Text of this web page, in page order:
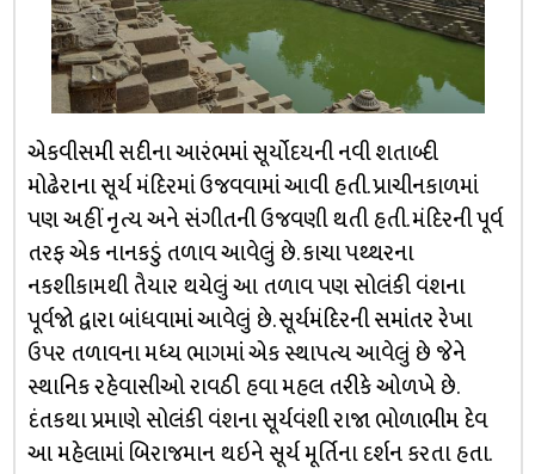
એકવીસમી સદીના આરંભમાં સૂર્યોદયની નવી શતાબ્દી
મોઢેરાના સૂર્ય મંદિરમાં ઉજવવામાં આવી હતી. પ્રાચીનકાળમાં
પણ અહીં નૃત્ય અને સંગીતની ઉજવણી થતી હતી. મંદિરની પૂર્વ
તરફ એક નાનકડું તળાવ આવેલું છે. કાચા પથ્થરના
નકશીકામથી તૈયાર થયેલું આ તળાવ પણ સોલંકી વંશના
પૂર્વજો દ્વારા બાંધવામાં આવેલું છે. સૂર્યમંદિરની સમાંતર રેખા
ઉપર તળાવના મધ્ય ભાગમાં એક સ્થાપત્ય આવેલું છે જેને
સ્થાનિક રહેવાસીઓ રાવઠી હવા મહલ તરીકે ઓળખે છે.
દંતકથા પ્રમાણે સોલંકી વંશના સૂર્યવંશી રાજા ભોળાભીમ દેવ
આ મહેલામાં બિરાજમાન થઇને સૂર્ય મૂર્તિના દર્શન કરતા હતા.